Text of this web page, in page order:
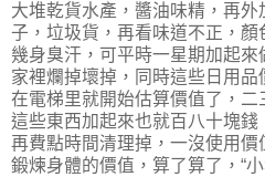
大堆乾貨水產，醬油味精，再
子，垃圾貨，再看味道不正，
幾身臭汗，可平時一星期加起
家裡爛掉壞掉，同時這些日用
在電梯里就開始估算價值了，二
這些東西加起來也就百八十塊
再費點時間清理掉，一沒使用
鍛煉身體的價值，算了算了，“